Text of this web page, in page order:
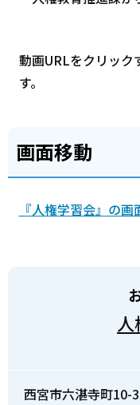
そちら
動画URLをクリック
す。
画面移動
『人権学習会』の画
人
西宮市六湛寺町10-